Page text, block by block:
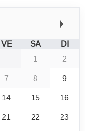
VE SA
DI
1
2
7 8
9
14 15
16
21 22
23